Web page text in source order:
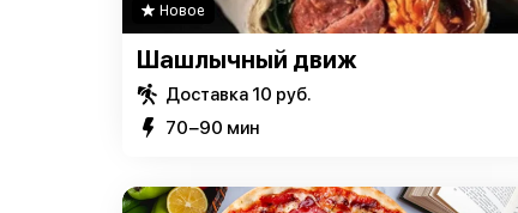
Новое
Шашлычный движ
Доставка 10 руб.
70−90 мин